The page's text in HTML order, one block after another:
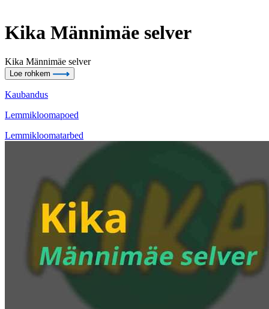
Kika Мännimäe selver
Kika Мännimäe selver
Loe rohkem
Kaubandus
Lemmikloomapoed
Lemmikloomatarbed